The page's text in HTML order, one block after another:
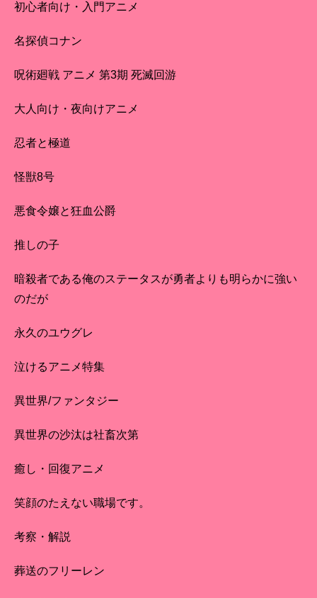
初心者向け・入門アニメ
名探偵コナン
呪術廻戦 アニメ 第3期 死滅回游
大人向け・夜向けアニメ
忍者と極道
怪獣8号
悪食令嬢と狂血公爵
推しの子
暗殺者である俺のステータスが勇者よりも明らかに強い
のだが
永久のユウグレ
泣けるアニメ特集
異世界/ファンタジー
異世界の沙汰は社畜次第
癒し・回復アニメ
笑顔のたえない職場です。
考察・解説
葬送のフリーレン